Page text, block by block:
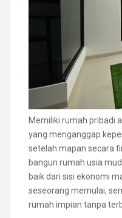
Memiliki rumah pribadi
yang menganggap
setelah mapan secara
bangun rumah usia
baik dari sisi ekonomi
seseorang memulai,
rumah impian tanpa